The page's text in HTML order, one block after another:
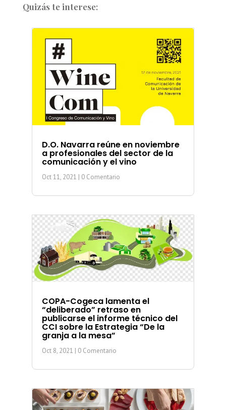
Quizás te interese:
D.O. Navarra reúne en noviembre
a profesionales del sector de la
comunicación y el vino
Oct 11, 2021 | 0 Comentario
COPA-Cogeca lamenta el
“deliberado” retraso en
publicarse el informe técnico del
CCI sobre la Estrategia “De la
granja a la mesa”
Oct 8, 2021 | 0 Comentario